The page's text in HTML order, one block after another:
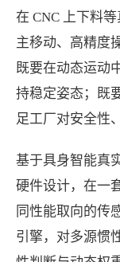
在 CNC 上下料
主移动、高精度
既要在动态运动
持稳定姿态；既
足工厂对安全性
基于具身智能真
硬件设计，在一
同性能取向的传
引擎，对多源惯